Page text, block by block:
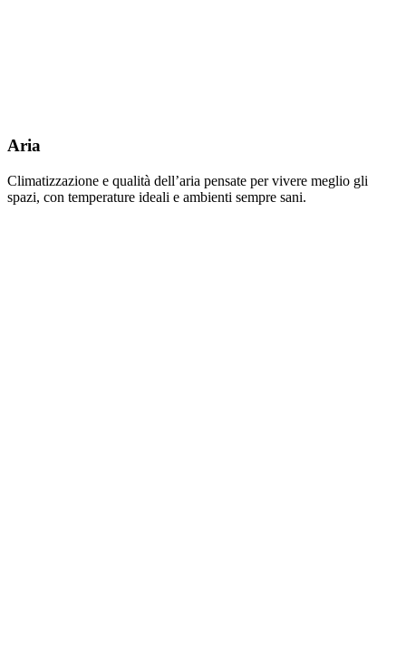
Aria
Climatizzazione e qualità dell’aria pensate per vivere meglio gli
spazi, con temperature ideali e ambienti sempre sani.